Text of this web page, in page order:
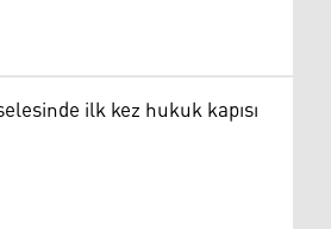
ilk kez hukuk kapısı